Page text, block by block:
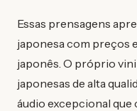
Essas prensagens
japonesa com preços
japonês. O próprio
japonesas de alta
áudio excepcional